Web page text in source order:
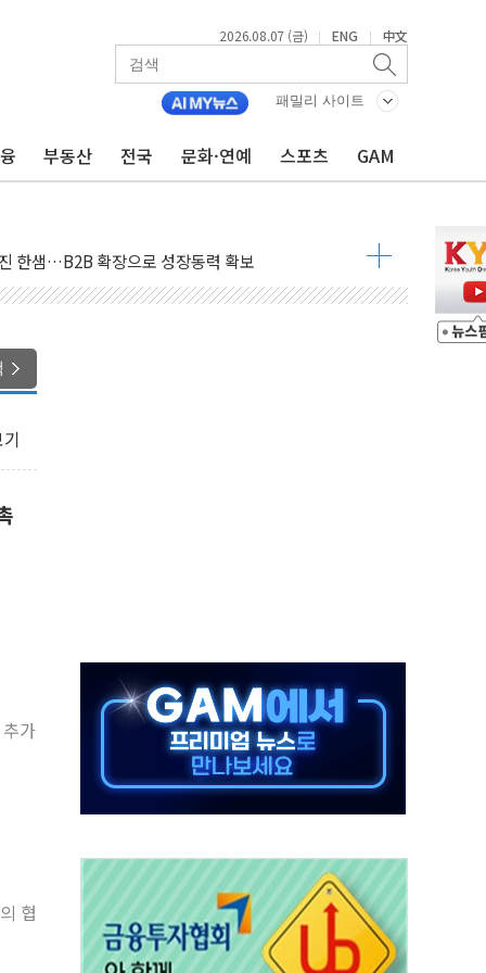
2026.08.07 (금) | ENG | 中文
패밀리 사이트
부동산 전국 문화·연예 스포츠 GAM
자산 30조 돌파…증시 급락에 업계 1위
출 1006억원…전년비 13.9% 증가
한샘…B2B 확장으로 성장동력 확보
다"…선수금 내걸고 확보 전쟁
인데…외국인 숙박 부가세 환급 앞당겨 종료
축구협회 성접대 기간, 대표팀 무패 外
에 3.5조원 투입키로...'에너지 자립' 일환
AI 기업 Audission Oy와 운영 파트너십 체결
분 만에 주불 진화...인명피해 없어
류재산 1506건 공매
잡은 볼보 EX90…'올 터치'는 호불호
가
협